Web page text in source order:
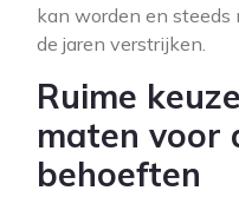
kan worden en steeds
de jaren verstrijken.
Ruime
maten voor
behoeften